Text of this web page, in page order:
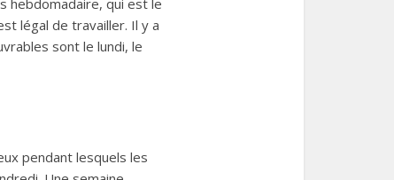
hebdomadaire, qui est le
légal de travailler. Il y a
sont le lundi, le
pendant lesquels les